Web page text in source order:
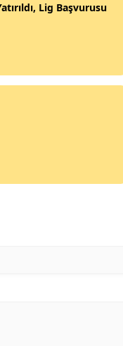
Lig Başvurusu